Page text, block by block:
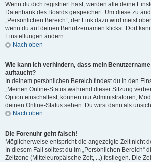
Wenn du dich registriert hast, werden alle deine
Datenbank des Boards gespeichert. Um diese zu
„Persönlichen Bereich“; der Link dazu wird meist
wenn du auf deinen Benutzernamen klickst. Dort
Einstellungen ändern.
Nach oben
Wie kann ich verhindern, dass mein
auftaucht?
In deinem persönlichen Bereich findest du in den
„Meinen Online-Status während dieser Sitzung
Option einschaltest, können nur Administratoren,
deinen Online-Status sehen. Du wirst dann als
Nach oben
Die Forenuhr geht falsch!
Möglicherweise entspricht die angezeigte Zeit nicht
In diesem Fall solltest du im „Persönlichen Bereich“
Zeitzone (Mitteleuropäische Zeit, ...) festlegen. Die